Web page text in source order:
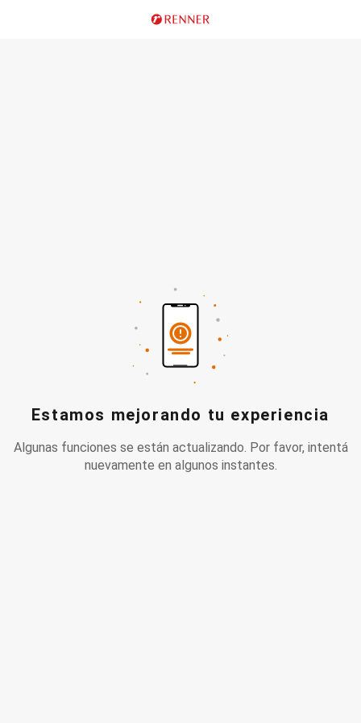
Estamos mejorando tu experiencia
Algunas funciones se están actualizando. Por favor, intentá
nuevamente en algunos instantes.